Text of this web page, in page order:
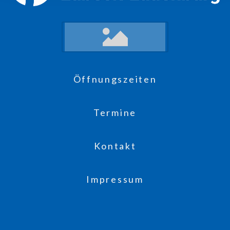
Öffnungszeiten
Termine
Kontakt
Impressum